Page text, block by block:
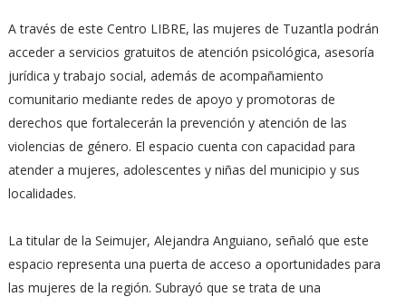
A través de este Centro LIBRE, las mujeres de Tuzantla podrán
acceder a servicios gratuitos de atención psicológica, asesoría
jurídica y trabajo social, además de acompañamiento
comunitario mediante redes de apoyo y promotoras de
derechos que fortalecerán la prevención y atención de las
violencias de género. El espacio cuenta con capacidad para
atender a mujeres, adolescentes y niñas del municipio y sus
localidades.
La titular de la Seimujer, Alejandra Anguiano, señaló que este
espacio representa una puerta de acceso a oportunidades para
las mujeres de la región. Subrayó que se trata de una